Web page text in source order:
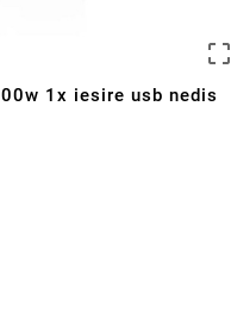

1x iesire usb nedis